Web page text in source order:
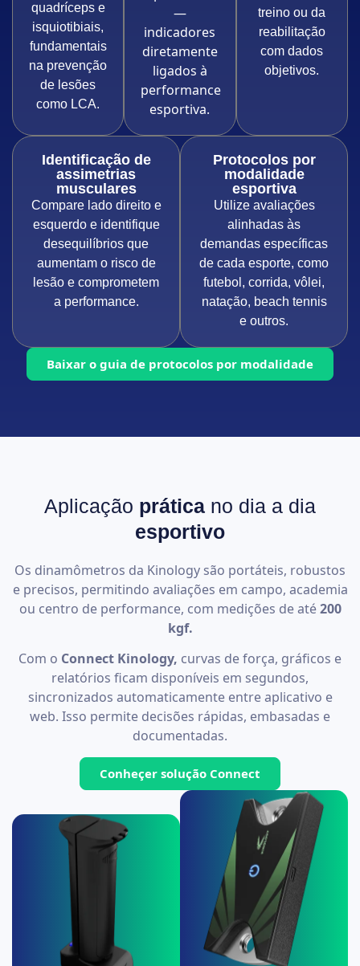
quadríceps e
isquiotibiais,
fundamentais
na prevenção
de lesões
como LCA.
—
indicadores
diretamente
ligados à
performance
esportiva.
treino ou da
reabilitação
com dados
objetivos.
Identificação de
assimetrias
musculares
Compare lado direito e
esquerdo e identifique
desequilíbrios que
aumentam o risco de
lesão e comprometem
a performance.
Protocolos por
modalidade
esportiva
Utilize avaliações
alinhadas às
demandas específicas
de cada esporte, como
futebol, corrida, vôlei,
natação, beach tennis
e outros.
Baixar o guia de protocolos por modalidade
Aplicação prática no dia a dia
esportivo
Os dinamômetros da Kinology são portáteis, robustos
e precisos, permitindo avaliações em campo, academia
ou centro de performance, com medições de até200
kgf.
Com o Connect Kinology, curvas de força, gráficos e
relatórios ficam disponíveis em segundos,
sincronizados automaticamente entre aplicativo e
web. Isso permite decisões rápidas, embasadas e
documentadas.
Conheçer solução Connect